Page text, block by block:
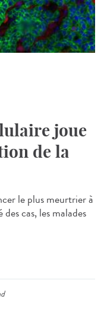
joue
de la
le plus meurtrier à
cas, les malades